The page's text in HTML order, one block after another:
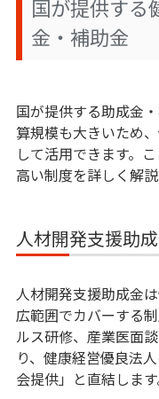
国が提供する
金・補助金
国が提供する助成金
算規模も大きいため
して活用できます。
高い制度を詳しく解説
人材開発支援助
人材開発支援助成金
広範囲でカバーする
ルス研修、産業医面
り、健康経営優良法
会提供」と直結します